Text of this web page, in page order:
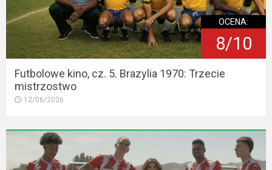
OCENA:
8/10
Futbolowe kino, cz. 5. Brazylia 1970: Trzecie
mistrzostwo
12/06/2026